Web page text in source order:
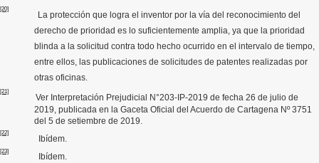
[20]
L a protección que logra el inventor por la vía del reconocimiento del
derecho de prioridad es lo suficientemente amplia, ya que la prioridad
blinda a la solicitud contra todo hecho ocurrido en el intervalo de tiempo,
entre ellos, las publicaciones de solicitudes de patentes realizadas por
otras oficinas.
[21]
Ver Interpretación Prejudicial N°203-IP-2019 de fecha 26 de julio de
2019, publicada en la Gaceta Oficial del Acuerdo de Cartagena Nº 3751
del 5 de setiembre de 2019.
[22]
Ibídem.
[23]
Ibídem.